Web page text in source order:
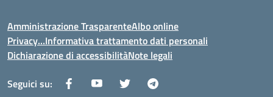
Amministrazione TrasparenteAlbo online
Privacy…Informativa trattamento dati personali
Dichiarazione di accessibilitàNote legali
Seguici su: